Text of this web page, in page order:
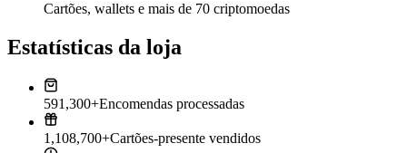
Cartões, wallets e mais de 70 criptomoedas
Estatísticas da loja
591,300+Encomendas processadas
1,108,700+Cartões-presente vendidos